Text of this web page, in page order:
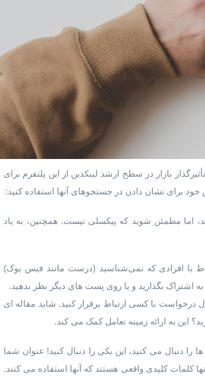
حرفه ای از خودتان به صورت آنلاین است. بسیاری از ۹۰ میلیون تأثیرگذار بازار در سطح ارشد لینکدین از این پلتفرم برای
برای نشان دادن در جستجوهای آنها استفاده کنید:
اما مطمئن شوید که پیکسلی نیست. همچنین، به یاد
با افرادی که نمی‌شناسید (درست مانند فیس‌ بوک)
اشتراک بگذارید و یا روی پست های دیگر نظر بدهید.
درخواست با کسی ارتباط برقرار کنید. شاید مقاله ای
این به ارائه زمینه تعامل کمک می کند.
را دنبال می کنید، این یکی را دنبال کنید! عنوان شما
کلیدی واقعی هستند که آنها استفاده می کنند.